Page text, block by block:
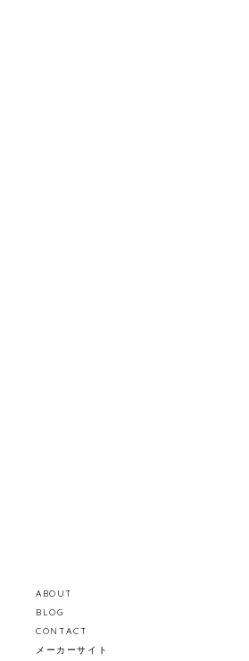
ABOUT
BLOG
CONTACT
メーカーサイト